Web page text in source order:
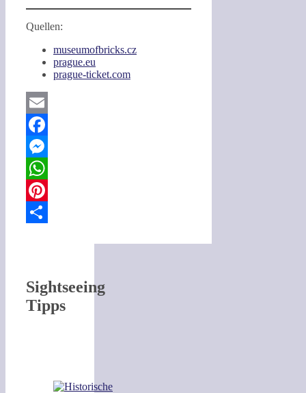
Quellen:
museumofbricks.cz
prague.eu
prague-ticket.com
Email
Facebook
Messenger
WhatsApp
Pinterest
Sightseeing
Tipps